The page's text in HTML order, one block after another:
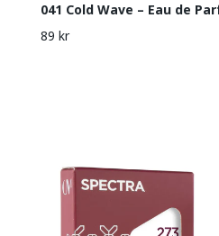
041 Cold Wave – Eau de
89 kr